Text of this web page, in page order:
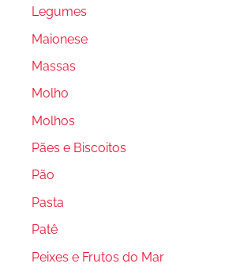
Legumes
Maionese
Massas
Molho
Molhos
Pães e Biscoitos
Pão
Pasta
Patê
Peixes e Frutos do Mar